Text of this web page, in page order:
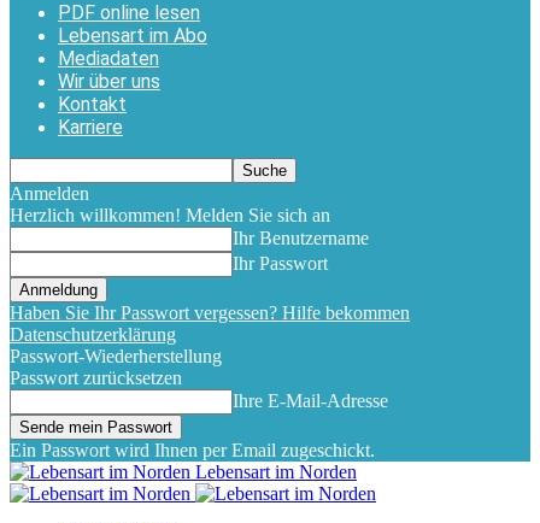
PDF online lesen
Lebensart im Abo
Mediadaten
Wir über uns
Kontakt
Karriere
Anmelden
Herzlich willkommen! Melden Sie sich an
Ihr Benutzername
Ihr Passwort
Haben Sie Ihr Passwort vergessen? Hilfe bekommen
Datenschutzerklärung
Passwort-Wiederherstellung
Passwort zurücksetzen
Ihre E-Mail-Adresse
Ein Passwort wird Ihnen per Email zugeschickt.
Lebensart im Norden